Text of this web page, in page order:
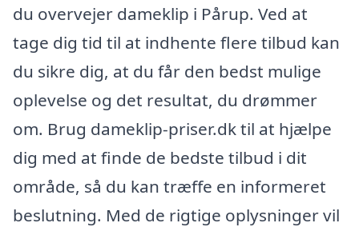
du overvejer dameklip i Pårup. Ved at
tage dig tid til at indhente flere tilbud kan
du sikre dig, at du får den bedst mulige
oplevelse og det resultat, du drømmer
om. Brug dameklip-priser.dk til at hjælpe
dig med at finde de bedste tilbud i dit
område, så du kan træffe en informeret
beslutning. Med de rigtige oplysninger vil